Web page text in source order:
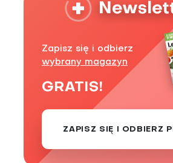
Zapisz się i odbierz
wybrany magazyn
GRATIS!
ZAPISZ SIĘ I ODBIERZ